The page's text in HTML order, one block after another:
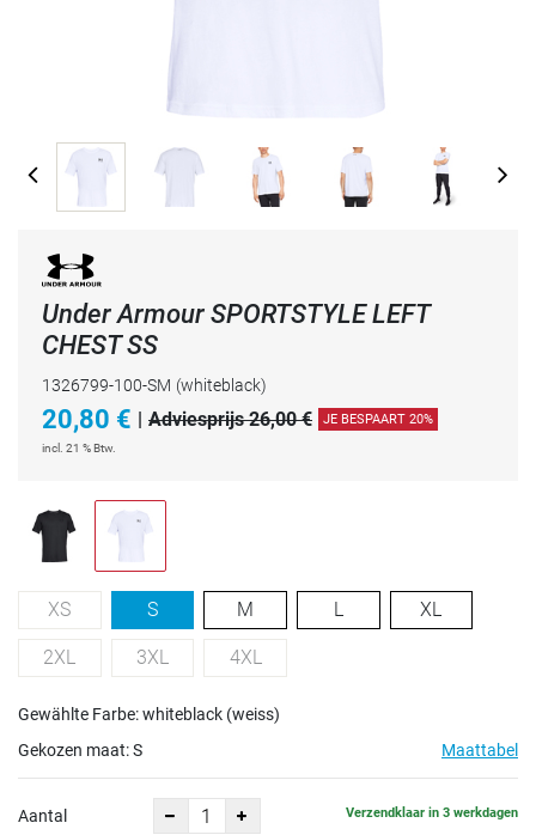
Under Armour SPORTSTYLE LEFT
CHEST SS
1326799-100-SM (whiteblack)
20,80 € | Adviesprijs 26,00 € JE BESPAART 20%
incl. 21 % Btw.
XS S M L XL
2XL 3XL 4XL
Gewählte Farbe: whiteblack (weiss)
Gekozen maat:S Maattabel
Aantal Verzendklaar in 3 werkdagen